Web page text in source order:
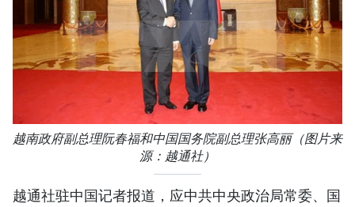
越南政府副总理阮春福和中国国务院副总理张高丽（图片来
源：越通社）
越通社驻中国记者报道，应中共中央政治局常委、国